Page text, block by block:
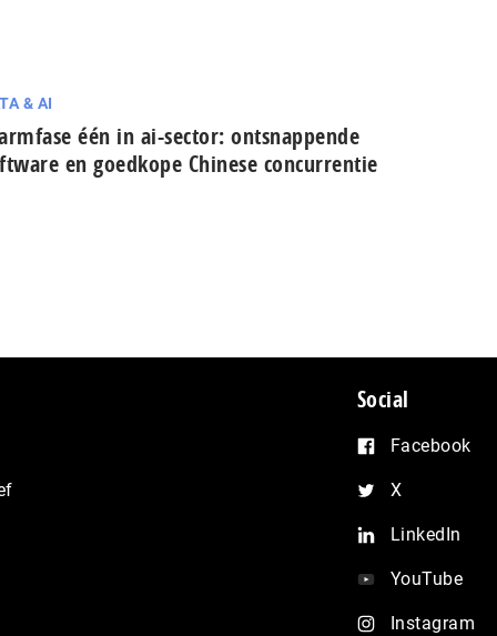
& AI
één in ai-sector: ont­snap­pen­de
en goedkope Chinese con­cur­ren­tie
Social
Facebook
X
LinkedIn
YouTube
Instagram